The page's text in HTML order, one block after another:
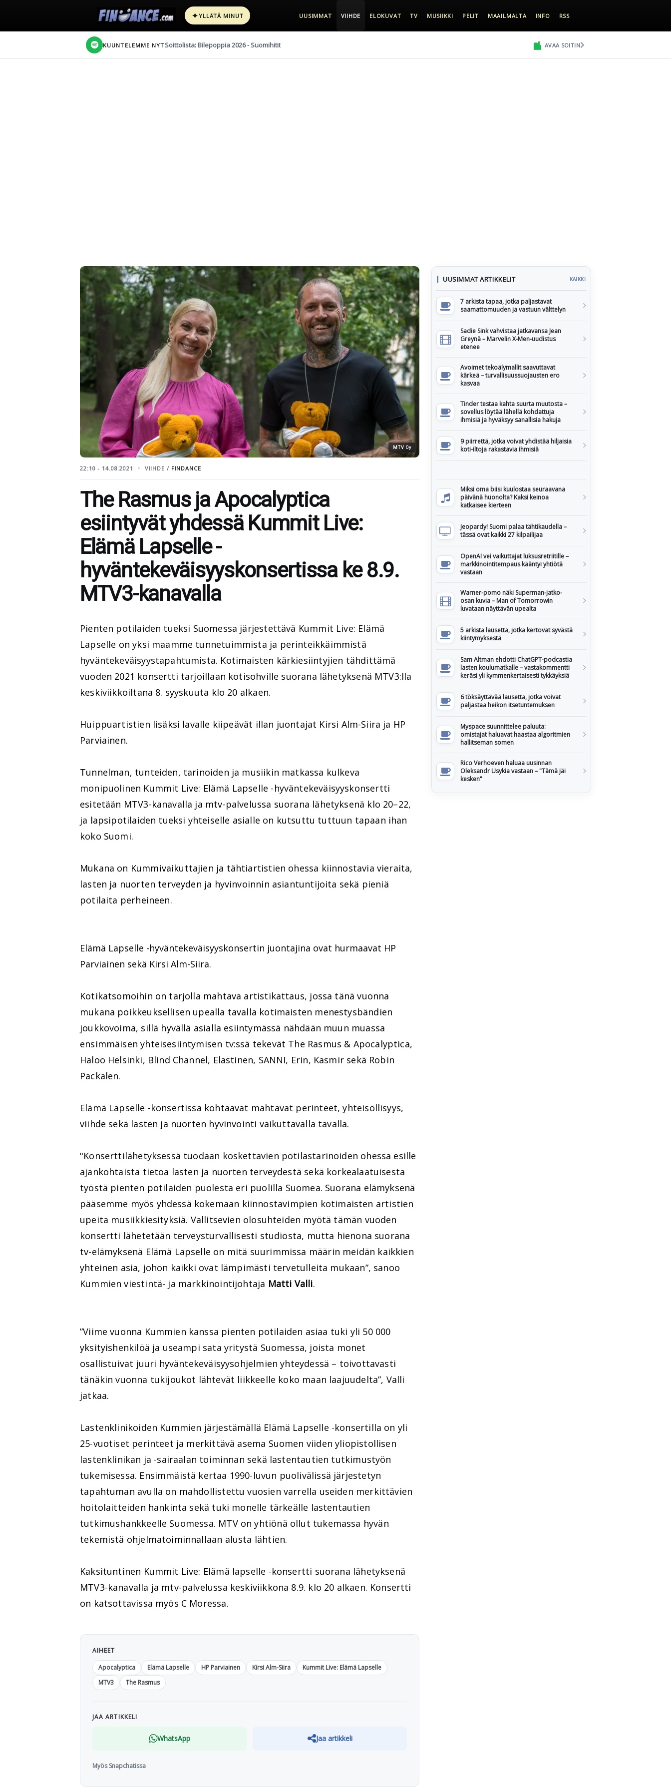
✦YLLÄTÄ MINUT UUSIMMAT VIIHDE ELOKUVAT TV MUSIIKKI PELIT MAAILMALTA INFO RSS
KUUNTELEMME NYT Soittolista: Bilepoppia 2026 - Suomihitit AVAA SOITIN
MTV Oy
22:10 - 14.08.2021 VIIHDE / FINDANCE
The Rasmus ja Apocalyptica
esiintyvät yhdessä Kummit Live:
Elämä Lapselle -
hyväntekeväisyyskonsertissa ke 8.9.
MTV3-kanavalla
Pienten potilaiden tueksi Suomessa järjestettävä Kummit Live: Elämä
Lapselle on yksi maamme tunnetuimmista ja perinteikkäimmistä
hyväntekeväisyystapahtumista. Kotimaisten kärkiesiintyjien tähdittämä
vuoden 2021 konsertti tarjoillaan kotisohville suorana lähetyksenä MTV3:lla
keskiviikkoiltana 8. syyskuuta klo 20 alkaen.
Huippuartistien lisäksi lavalle kiipeävät illan juontajat Kirsi Alm-Siira ja HP
Parviainen.
Tunnelman, tunteiden, tarinoiden ja musiikin matkassa kulkeva
monipuolinen Kummit Live: Elämä Lapselle -hyväntekeväisyyskonsertti
esitetään MTV3-kanavalla ja mtv-palvelussa suorana lähetyksenä klo 20–22,
ja lapsipotilaiden tueksi yhteiselle asialle on kutsuttu tuttuun tapaan ihan
koko Suomi.
Mukana on Kummivaikuttajien ja tähtiartistien ohessa kiinnostavia vieraita,
lasten ja nuorten terveyden ja hyvinvoinnin asiantuntijoita sekä pieniä
potilaita perheineen.
Elämä Lapselle -hyväntekeväisyyskonsertin juontajina ovat hurmaavat HP
Parviainen sekä Kirsi Alm-Siira.
Kotikatsomoihin on tarjolla mahtava artistikattaus, jossa tänä vuonna
mukana poikkeuksellisen upealla tavalla kotimaisten menestysbändien
joukkovoima, sillä hyvällä asialla esiintymässä nähdään muun muassa
ensimmäisen yhteisesiintymisen tv:ssä tekevät The Rasmus & Apocalyptica,
Haloo Helsinki, Blind Channel, Elastinen, SANNI, Erin, Kasmir sekä Robin
Packalen.
Elämä Lapselle -konsertissa kohtaavat mahtavat perinteet, yhteisöllisyys,
viihde sekä lasten ja nuorten hyvinvointi vaikuttavalla tavalla.
"Konserttilähetyksessä tuodaan koskettavien potilastarinoiden ohessa esille
ajankohtaista tietoa lasten ja nuorten terveydestä sekä korkealaatuisesta
työstä pienten potilaiden puolesta eri puolilla Suomea. Suorana elämyksenä
pääsemme myös yhdessä kokemaan kiinnostavimpien kotimaisten artistien
upeita musiikkiesityksiä. Vallitsevien olosuhteiden myötä tämän vuoden
konsertti lähetetään terveysturvallisesti studiosta, mutta hienona suorana
tv-elämyksenä Elämä Lapselle on mitä suurimmissa määrin meidän kaikkien
yhteinen asia, johon kaikki ovat lämpimästi tervetulleita mukaan”, sanoo
Kummien viestintä- ja markkinointijohtaja Matti Valli.
”Viime vuonna Kummien kanssa pienten potilaiden asiaa tuki yli 50 000
yksityishenkilöä ja useampi sata yritystä Suomessa, joista monet
osallistuivat juuri hyväntekeväisyysohjelmien yhteydessä – toivottavasti
tänäkin vuonna tukijoukot lähtevät liikkeelle koko maan laajuudelta”, Valli
jatkaa.
Lastenklinikoiden Kummien järjestämällä Elämä Lapselle -konsertilla on yli
25-vuotiset perinteet ja merkittävä asema Suomen viiden yliopistollisen
lastenklinikan ja -sairaalan toiminnan sekä lastentautien tutkimustyön
tukemisessa. Ensimmäistä kertaa 1990-luvun puolivälissä järjestetyn
tapahtuman avulla on mahdollistettu vuosien varrella useiden merkittävien
hoitolaitteiden hankinta sekä tuki monelle tärkeälle lastentautien
tutkimushankkeelle Suomessa. MTV on yhtiönä ollut tukemassa hyvän
tekemistä ohjelmatoiminnallaan alusta lähtien.
Kaksituntinen Kummit Live: Elämä lapselle -konsertti suorana lähetyksenä
MTV3-kanavalla ja mtv-palvelussa keskiviikkona 8.9. klo 20 alkaen. Konsertti
on katsottavissa myös C Moressa.
AIHEET
Apocalyptica
Elämä Lapselle HP Parviainen Kirsi Alm-Siira
Kummit Live: Elämä Lapselle
MTV3
The Rasmus
JAA ARTIKKELI
WhatsApp Jaa artikkeli
Myös Snapchatissa
UUSIMMAT ARTIKKELIT KAIKKI
7 arkista tapaa, jotka paljastavat
saamattomuuden ja vastuun välttelyn
Sadie Sink vahvistaa jatkavansa Jean
Greynä – Marvelin X-Men-uudistus
etenee
Avoimet tekoälymallit saavuttavat
kärkeä – turvallisuussuojausten ero
kasvaa
Tinder testaa kahta suurta muutosta –
sovellus löytää lähellä kohdattuja
ihmisiä ja hyväksyy sanallisia hakuja
9 piirrettä, jotka voivat yhdistää hiljaisia
koti-iltoja rakastavia ihmisiä
Miksi oma biisi kuulostaa seuraavana
päivänä huonolta? Kaksi keinoa
katkaisee kierteen
Jeopardy! Suomi palaa tähtikaudella –
tässä ovat kaikki 27 kilpailijaa
OpenAI vei vaikuttajat luksusretriitille –
markkinointitempaus kääntyi yhtiötä
vastaan
Warner-pomo näki Superman-jatko-
osan kuvia – Man of Tomorrowin
luvataan näyttävän upealta
5 arkista lausetta, jotka kertovat syvästä
kiintymyksestä
Sam Altman ehdotti ChatGPT-podcastia
lasten koulumatkalle – vastakommentti
keräsi yli kymmenkertaisesti tykkäyksiä
6 töksäyttävää lausetta, jotka voivat
paljastaa heikon itsetuntemuksen
Myspace suunnittelee paluuta:
omistajat haluavat haastaa algoritmien
hallitseman somen
Rico Verhoeven haluaa uusinnan
Oleksandr Usykia vastaan – "Tämä jäi
kesken"